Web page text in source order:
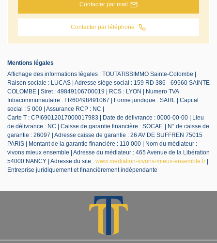
Contacter par mail
Contacter par téléphone
Mentions légales
Affichage des informations légales : TOUTATISSIMMO Sainte-Colombe |
Raison sociale : LUCAS | Adresse siège social : 159 RD 386 - 69560 SAINTE
COLOMBE | Siret : 49849106700019 | RCS : LYON | Numero TVA
Intracommunautaire : FR60498491067 | Forme juridique : SARL | Capital
social : 5 000 | Assurance RCP : NC |
Carte T : CPI69012017000017983 | Date de délivrance : 0000-00-00 | Lieu
de délivrance : NC | Caisse de garantie financière : SOCAF. | N° de caisse de
garantie : 26097 | Adresse caisse de garantie : 26 AV DE SUFFREN 75015
PARIS | Montant de la garantie financière : 110 000 | Nom du médiateur :
vivons mieux ensemble | Adresse du médiateur : 465 Avenue de la Libération
54000 NANCY | Adresse du site : www.mediation-vivons-mieux-ensemble.fr
Entreprise juridiquement et financièrement indépendante